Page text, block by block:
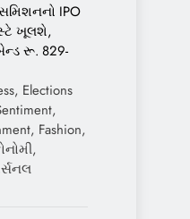
IPO
ખૂલશે,
રૂ. 829-
Elections
Fashion,